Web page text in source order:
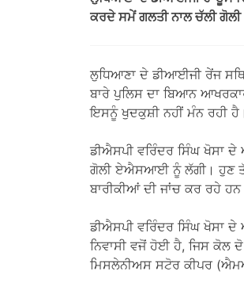
ਕਰਦੇ ਸਮੇਂ ਗਲਤੀ ਨਾਲ ਚੱਲੀ
ਲੁਧਿਆਣਾ ਦੇ ਡੀਆਈਜੀ ਰੇਂਜ
ਬਾਰੇ ਪੁਲਿਸ ਦਾ ਬਿਆਨ
ਇਸਨੂੰ ਖੁਦਕੁਸ਼ੀ ਨਹੀਂ ਮੰਨ ਰਹੀ ਹੈ।
ਡੀਐਸਪੀ ਵਰਿੰਦਰ ਸਿੰਘ ਖੋਸਾ
ਗੋਲੀ ਏਐਸਆਈ ਨੂੰ ਲੱਗੀ। ਹੁਣ
ਬਾਰੀਕੀਆਂ ਦੀ ਜਾਂਚ ਕਰ ਰਹੇ
ਡੀਐਸਪੀ ਵਰਿੰਦਰ ਸਿੰਘ ਖੋਸਾ
ਨਿਵਾਸੀ ਵਜੋਂ ਹੋਈ ਹੈ, ਜਿਸ ਕੋਲ
ਮਿਸਲੇਨੀਅਸ ਸਟੋਰ ਕੀਪਰ